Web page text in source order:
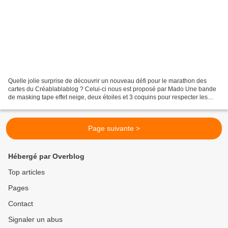
Quelle jolie surprise de découvrir un nouveau défi pour le marathon des
cartes du Créablablablog ? Celui-ci nous est proposé par Mado Une bande
de masking tape effet neige, deux étoiles et 3 coquins pour respecter les
Page suivante >
Hébergé par Overblog
Top articles
Pages
Contact
Signaler un abus